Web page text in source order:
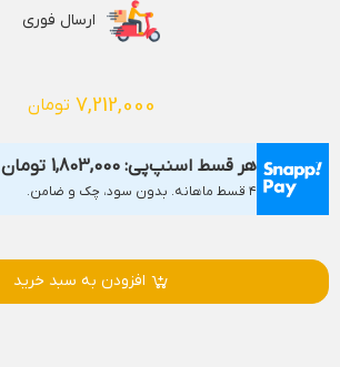
ارسال فوری
7,212,000 تومان
هر قسط اسنپ‌پی: 1,803,000 تومان
۴ قسط ماهانه. بدون سود، چک و ضامن.
افزودن به سبد خرید